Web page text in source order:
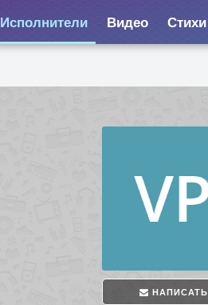
Исполнители Видео Стихи
НАПИСАТЬ